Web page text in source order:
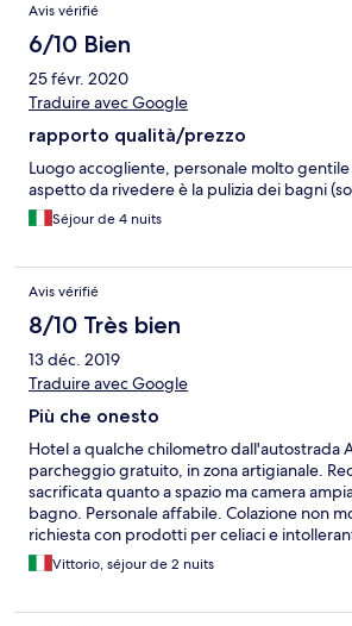
Avis vérifié
6/10 Bien
25 févr. 2020
Traduire avec Google
rapporto qualità/prezzo
Luogo accogliente, personale molto
aspetto da rivedere è la pulizia dei bagni
Séjour de 4 nuits
Avis vérifié
8/10 Très bien
13 déc. 2019
Traduire avec Google
Più che onesto
Hotel a qualche chilometro dall'autostrada
parcheggio gratuito, in zona artigianale.
sacrificata quanto a spazio ma camera
bagno. Personale affabile. Colazione non
richiesta con prodotti per celiaci e
è stato accolto senza costi aggiuntivi.
soggiorno gradevole.
Vittorio, séjour de 2 nuits